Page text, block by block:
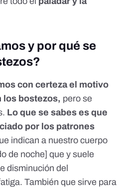
y por qué se
con certeza el motivo
los bostezos, pero se
Lo que se sabes es que
por los patrones
indican a nuestro cuerpo
de noche] que y suele
disminución del
También que sirve para